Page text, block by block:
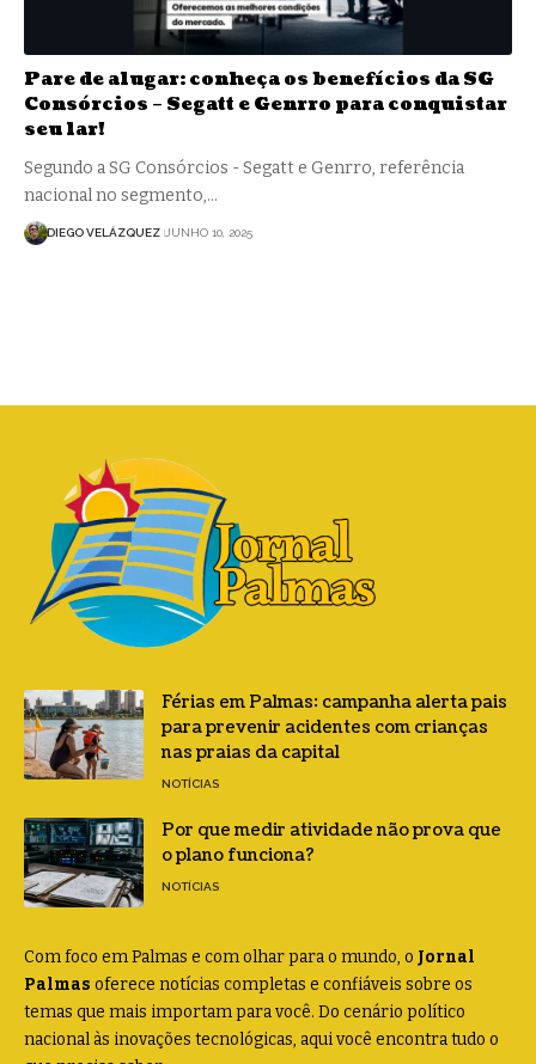
Pare de alugar: conheça os benefícios da SG
Consórcios – Segatt e Genrro para conquistar
seu lar!
Segundo a SG Consórcios - Segatt e Genrro, referência
nacional no segmento,…
DIEGO VELÁZQUEZ JUNHO 10, 2025
Férias em Palmas: campanha alerta pais
para prevenir acidentes com crianças
nas praias da capital
NOTÍCIAS
Por que medir atividade não prova que
o plano funciona?
NOTÍCIAS
Com foco em Palmas e com olhar para o mundo, o Jornal
Palmas oferece notícias completas e confiáveis sobre os
temas que mais importam para você. Do cenário político
nacional às inovações tecnológicas, aqui você encontra tudo o